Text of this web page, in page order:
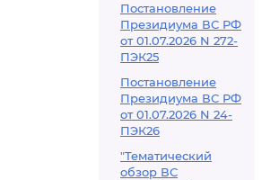
Постановление
Президиума ВС РФ
от 01.07.2026 N 272-
ПЭК25
Постановление
Президиума ВС РФ
от 01.07.2026 N 24-
ПЭК26
"Тематический
обзор ВС